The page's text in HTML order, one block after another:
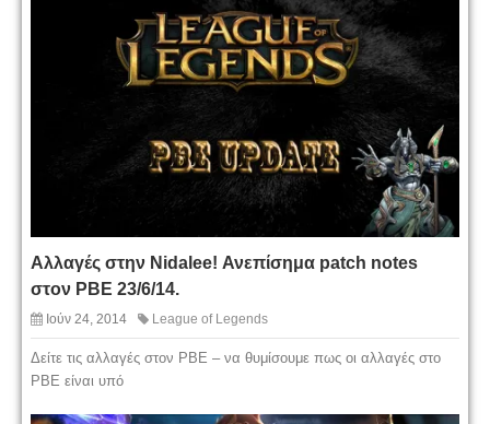
Αλλαγές στην Nidalee! Ανεπίσημα patch notes
στον PBE 23/6/14.
Ιούν 24, 2014 League of Legends
Δείτε τις αλλαγές στον PBE – να θυμίσουμε πως οι αλλαγές στο
PBE είναι υπό